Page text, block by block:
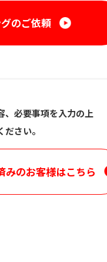
のご依頼
、必要事項を入力の上
さい。
みのお客様はこちら